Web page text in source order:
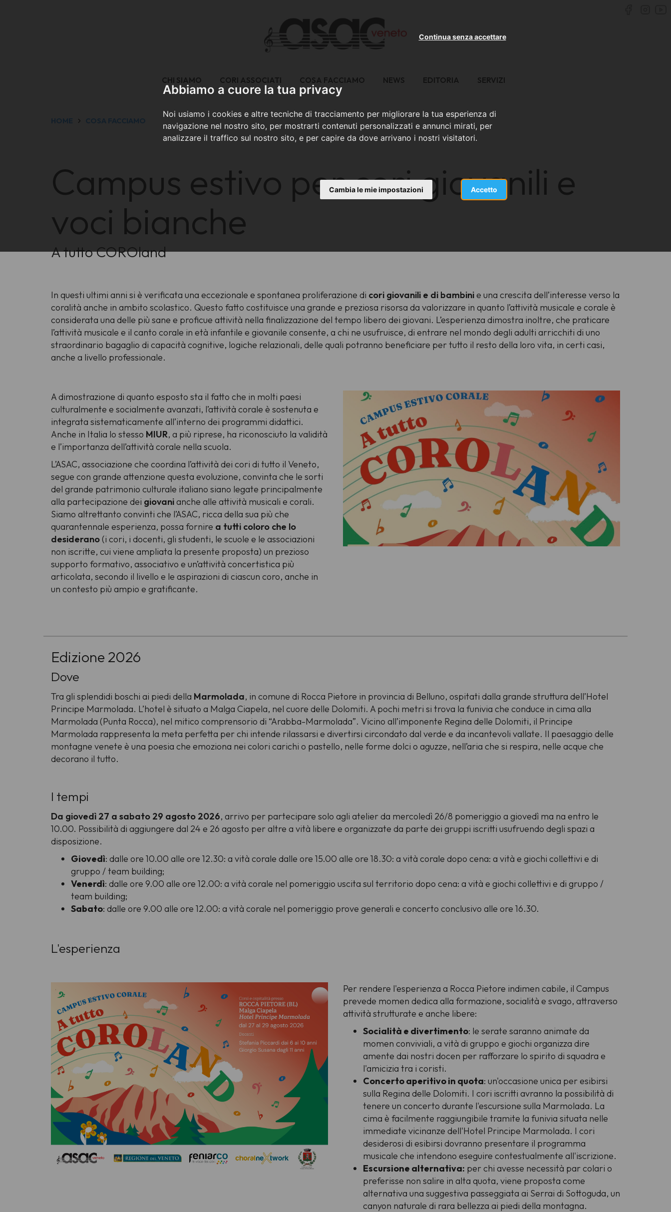
Abbiamo a cuore la tua privacy
Noi usiamo i cookies e altre tecniche di tracciamento per migliorare la tua esperienza di
navigazione nel nostro sito, per mostrarti contenuti personalizzati e annunci mirati, per
analizzare il traffico sul nostro sito, e per capire da dove arrivano i nostri visitatori.
Accetto
Continua senza accettare
Cambia le mie impostazioni
CHI SIAMO CORI ASSOCIATI COSA FACCIAMO NEWS EDITORIA SERVIZI
HOME COSA FACCIAMO
Campus estivo per cori giovanili e
voci bianche
A tutto COROland
In questi ultimi anni si è verificata una eccezionale e spontanea proliferazione di cori giovanili e di bambinie una crescita dell’interesse verso la
coralità anche in ambito scolastico. Questo fatto costituisce una grande e preziosa risorsa da valorizzare in quanto l’attività musicale e corale è
considerata una delle più sane e proficue attività nella finalizzazione del tempo libero dei giovani. L’esperienza dimostra inoltre, che praticare
l’attività musicale e il canto corale in età infantile e giovanile consente, a chi ne usufruisce, di entrare nel mondo degli adulti arricchiti di uno
straordinario bagaglio di capacità cognitive, logiche relazionali, delle quali potranno beneficiare per tutto il resto della loro vita, in certi casi,
anche a livello professionale.
A dimostrazione di quanto esposto sta il fatto che in molti paesi
culturalmente e socialmente avanzati, l’attività corale è sostenuta e
integrata sistematicamente all’interno dei programmi didattici.
Anche in Italia lo stesso MIUR, a più riprese, ha riconosciuto la validità
e l’importanza dell’attività corale nella scuola.
L’ASAC, associazione che coordina l’attività dei cori di tutto il Veneto,
segue con grande attenzione questa evoluzione, convinta che le sorti
del grande patrimonio culturale italiano siano legate principalmente
alla partecipazione dei giovanianche alle attività musicali e corali.
Siamo altrettanto convinti che l’ASAC, ricca della sua più che
quarantennale esperienza, possa fornire a tutti coloro che lo
desiderano(i cori, i docenti, gli studenti, le scuole e le associazioni
non iscritte, cui viene ampliata la presente proposta) un prezioso
supporto formativo, associativo e un’attività concertistica più
articolata, secondo il livello e le aspirazioni di ciascun coro, anche in
un contesto più ampio e gratificante.
Edizione 2026
Dove
Tra gli splendidi boschi ai piedi della Marmolada, in comune di Rocca Pietore in provincia di Belluno, ospitati dalla grande struttura dell’Hotel
Principe Marmolada. L’hotel è situato a Malga Ciapela, nel cuore delle Dolomiti. A pochi metri si trova la funivia che conduce in cima alla
Marmolada (Punta Rocca), nel mitico comprensorio di “Arabba-Marmolada”. Vicino all’imponente Regina delle Dolomiti, il Principe
Marmolada rappresenta la meta perfetta per chi intende rilassarsi e divertirsi circondato dal verde e da incantevoli vallate. Il paesaggio delle
montagne venete è una poesia che emoziona nei colori carichi o pastello, nelle forme dolci o aguzze, nell’aria che si respira, nelle acque che
decorano il tutto.
I tempi
Da giovedì 27 a sabato 29 agosto 2026, arrivo per partecipare solo agli atelier da mercoledì 26/8 pomeriggio a giovedì ma na entro le
10.00. Possibilità di aggiungere dal 24 e 26 agosto per altre a vità libere e organizzate da parte dei gruppi iscritti usufruendo degli spazi a
disposizione.
Giovedì: dalle ore 10.00 alle ore 12.30: a vità corale dalle ore 15.00 alle ore 18.30: a vità corale dopo cena: a vità e giochi collettivi e di
gruppo / team building;
Venerdì: dalle ore 9.00 alle ore 12.00: a vità corale nel pomeriggio uscita sul territorio dopo cena: a vità e giochi collettivi e di gruppo /
team building;
Sabato: dalle ore 9.00 alle ore 12.00: a vità corale nel pomeriggio prove generali e concerto conclusivo alle ore 16.30.
L'esperienza
Per rendere l'esperienza a Rocca Pietore indimen cabile, il Campus
prevede momen dedica alla formazione, socialità e svago, attraverso
attività strutturate e anche libere:
Socialità e divertimento: le serate saranno animate da
momen conviviali, a vità di gruppo e giochi organizza dire
amente dai nostri docen per rafforzare lo spirito di squadra e
l'amicizia tra i coristi.
Concerto aperitivo in quota: un'occasione unica per esibirsi
sulla Regina delle Dolomiti. I cori iscritti avranno la possibilità di
tenere un concerto durante l'escursione sulla Marmolada. La
cima è facilmente raggiungibile tramite la funivia situata nelle
immediate vicinanze dell'Hotel Principe Marmolada. I cori
desiderosi di esibirsi dovranno presentare il programma
musicale che intendono eseguire contestualmente all'iscrizione.
Escursione alternativa: per chi avesse necessità par colari o
preferisse non salire in alta quota, viene proposta come
alternativa una suggestiva passeggiata ai Serrai di Sottoguda, un
canyon naturale di rara bellezza ai piedi della montagna.